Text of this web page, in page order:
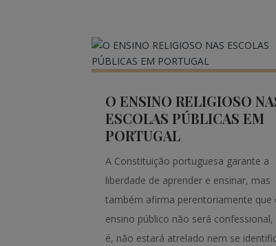
O ENSINO RELIGIOSO
ESCOLAS PÚBLICAS EM
PORTUGAL
A Constituição portuguesa garante a
liberdade de aprender e ensinar, mas
também afirma perentoriamente que
ensino público não será confessional,
é, não estará atrelado nem se